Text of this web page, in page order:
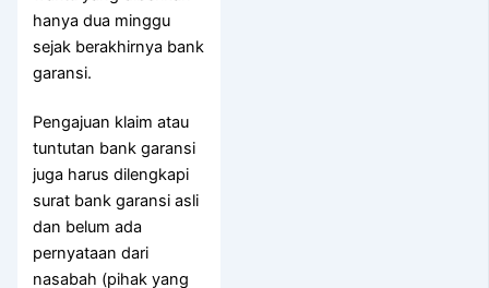
hanya dua minggu
sejak berakhirnya bank
garansi.
Pengajuan klaim atau
tuntutan bank garansi
juga harus dilengkapi
surat bank garansi asli
dan belum ada
pernyataan dari
nasabah (pihak yang